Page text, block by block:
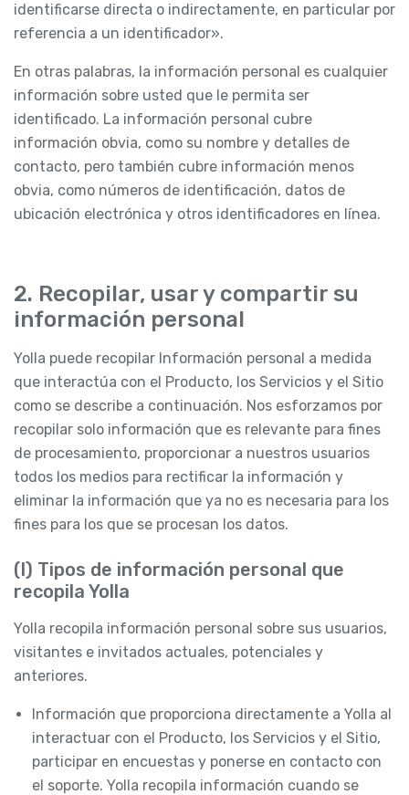
identificarse directa o indirectamente, en particular por
referencia a un identificador».
En otras palabras, la información personal es cualquier
información sobre usted que le permita ser
identificado. La información personal cubre
información obvia, como su nombre y detalles de
contacto, pero también cubre información menos
obvia, como números de identificación, datos de
ubicación electrónica y otros identificadores en línea.
2. Recopilar, usar y compartir su
información personal
Yolla puede recopilar Información personal a medida
que interactúa con el Producto, los Servicios y el Sitio
como se describe a continuación. Nos esforzamos por
recopilar solo información que es relevante para fines
de procesamiento, proporcionar a nuestros usuarios
todos los medios para rectificar la información y
eliminar la información que ya no es necesaria para los
fines para los que se procesan los datos.
(I) Tipos de información personal que
recopila Yolla
Yolla recopila información personal sobre sus usuarios,
visitantes e invitados actuales, potenciales y
anteriores.
Información que proporciona directamente a Yolla al
interactuar con el Producto, los Servicios y el Sitio,
participar en encuestas y ponerse en contacto con
el soporte. Yolla recopila información cuando se